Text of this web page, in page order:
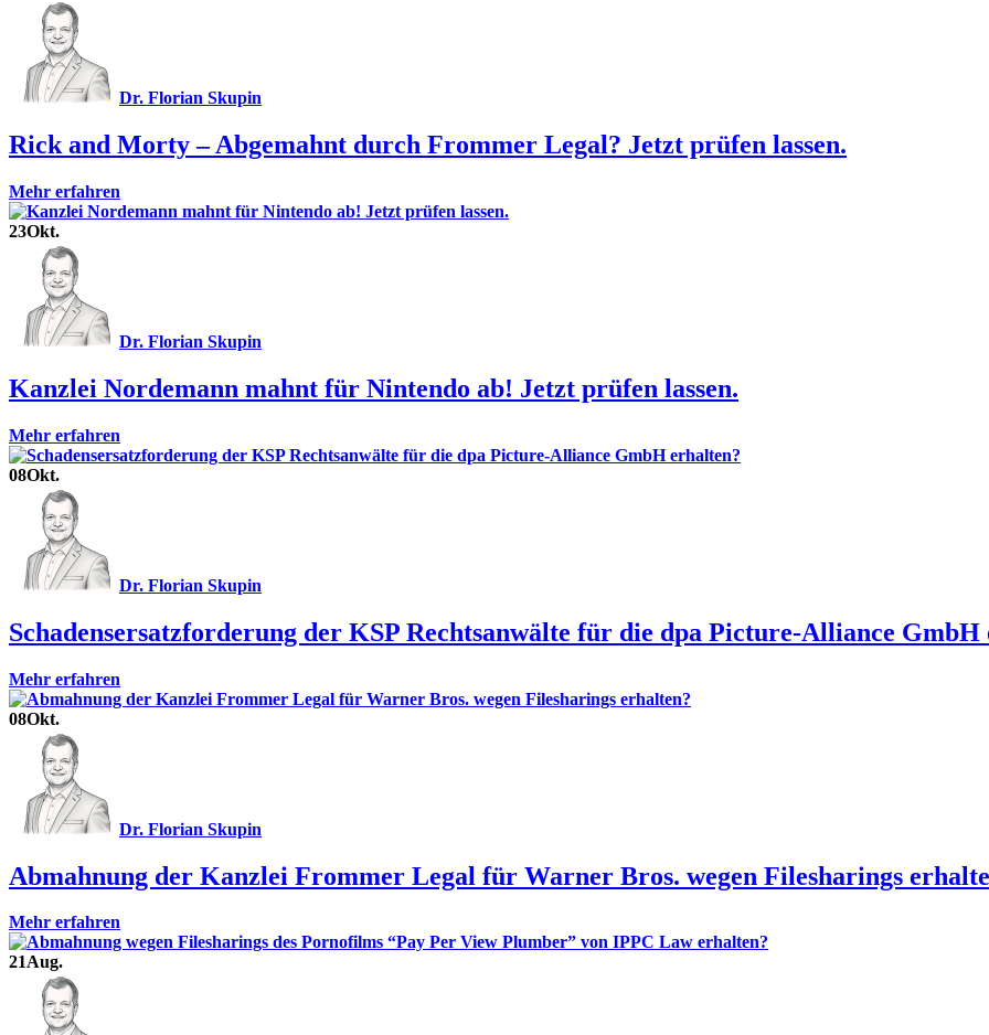
Dr. Florian Skupin
Rick and Morty – Abgemahnt durch Frommer Legal? Jetzt prüfen lassen.
Mehr erfahren
23Okt.
Dr. Florian Skupin
Kanzlei Nordemann mahnt für Nintendo ab! Jetzt prüfen lassen.
Mehr erfahren
08Okt.
Dr. Florian Skupin
Schadensersatzforderung der KSP Rechtsanwälte für die dpa Picture-Alliance GmbH
Mehr erfahren
08Okt.
Dr. Florian Skupin
Abmahnung der Kanzlei Frommer Legal für Warner Bros. wegen Filesharings
Mehr erfahren
21Aug.